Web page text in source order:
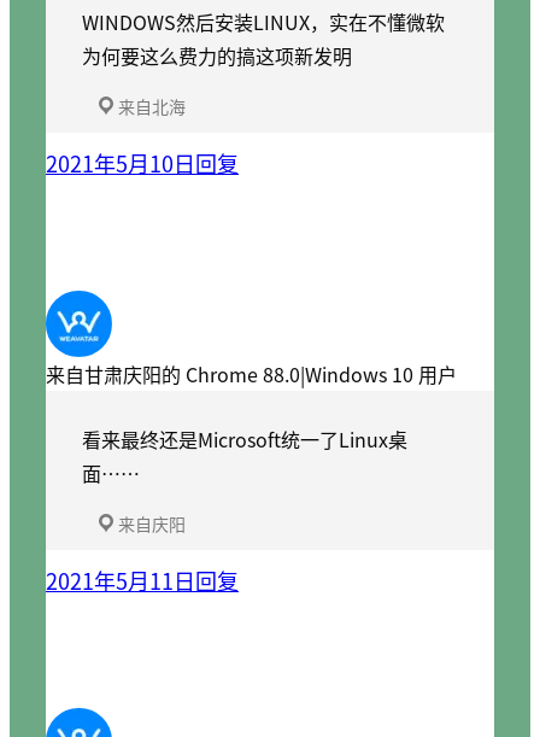
WINDOWS然后安装LINUX，实在不懂微软
为何要这么费力的搞这项新发明
来自北海
2021年5月10日回复
来自甘肃庆阳的 Chrome 88.0|Windows 10 用户
看来最终还是Microsoft统一了Linux桌
面……
来自庆阳
2021年5月11日回复